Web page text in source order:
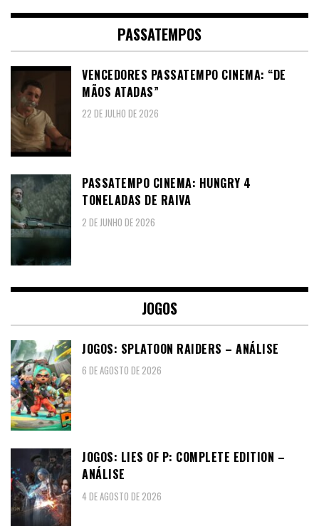
PASSATEMPOS
VENCEDORES PASSATEMPO CINEMA: “DE
MÃOS ATADAS”
22 DE JULHO DE 2026
PASSATEMPO CINEMA: HUNGRY 4
TONELADAS DE RAIVA
2 DE JUNHO DE 2026
JOGOS
JOGOS: SPLATOON RAIDERS – ANÁLISE
6 DE AGOSTO DE 2026
JOGOS: LIES OF P: COMPLETE EDITION –
ANÁLISE
4 DE AGOSTO DE 2026